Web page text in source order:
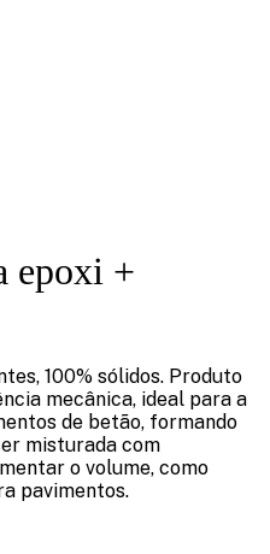
epoxi +
100% sólidos. Produto
mecânica, ideal para a
de betão, formando
misturada com
o volume, como
pavimentos.